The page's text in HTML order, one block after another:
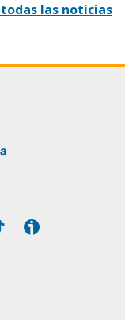
las noticias
Tiktok